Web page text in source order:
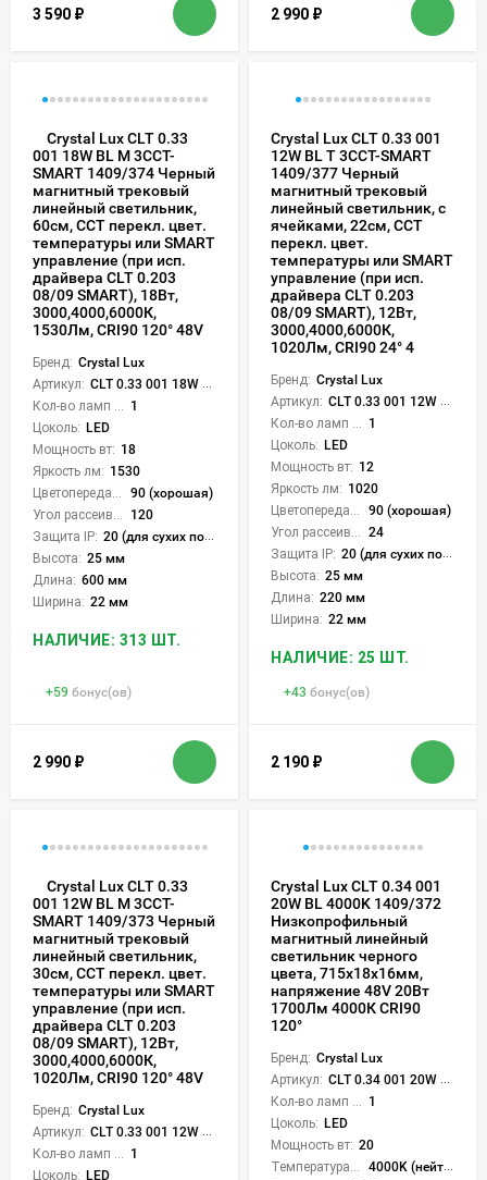
3 590 ₽ 2 990 ₽
Crystal Lux CLT 0.33
001 18W BL M 3CCT-
SMART 1409/374 Черный
магнитный трековый
линейный светильник,
60см, CCT перекл. цвет.
температуры или SMART
управление (при исп.
драйвера CLT 0.203
08/09 SMART), 18Вт,
3000,4000,6000К,
1530Лм, CRI90 120° 48V
Бренд: Crystal Lux
Артикул: CLT 0.33 001 18W BL M 3CCT-SMART
Кол-во ламп или LED: 1
Цоколь: LED
Мощность вт: 18
Яркость лм: 1530
Цветопередача (CRI):
90 (хорошая)
Угол рассеивания света °:
120
Защита IP: 20 (для сухих пом.)
Высота: 25 мм
Длина: 600 мм
Ширина: 22 мм
НАЛИЧИЕ: 313 ШТ.
+59 бонус(ов)
2 990 ₽
Crystal Lux CLT 0.33 001
12W BL T 3CCT-SMART
1409/377 Черный
магнитный трековый
линейный светильник, с
ячейками, 22см, CCT
перекл. цвет.
температуры или SMART
управление (при исп.
драйвера CLT 0.203
08/09 SMART), 12Вт,
3000,4000,6000К,
1020Лм, CRI90 24° 4
Бренд: Crystal Lux
Артикул: CLT 0.33 001 12W BL T 3CCT-SMART
Кол-во ламп или LED: 1
Цоколь: LED
Мощность вт: 12
Яркость лм: 1020
Цветопередача (CRI):
90 (хорошая)
Угол рассеивания света °: 24
Защита IP: 20 (для сухих пом.)
Высота: 25 мм
Длина: 220 мм
Ширина: 22 мм
НАЛИЧИЕ: 25 ШТ.
+43 бонус(ов)
2 190 ₽
Crystal Lux CLT 0.33
001 12W BL M 3CCT-
SMART 1409/373 Черный
магнитный трековый
линейный светильник,
30см, CCT перекл. цвет.
температуры или SMART
управление (при исп.
драйвера CLT 0.203
08/09 SMART), 12Вт,
3000,4000,6000К,
1020Лм, CRI90 120° 48V
Бренд: Crystal Lux
Артикул: CLT 0.33 001 12W BL M 3CCT-SMART
Кол-во ламп или LED: 1
Цоколь: LED
Crystal Lux CLT 0.34 001
20W BL 4000K 1409/372
Низкопрофильный
магнитный линейный
светильник черного
цвета, 715x18x16мм,
напряжение 48V 20Вт
1700Лм 4000К CRI90
120°
Бренд: Crystal Lux
Артикул: CLT 0.34 001 20W BL 4000K
Кол-во ламп или LED: 1
Цоколь: LED
Мощность вт: 20
Температура света:
4000K (нейтральный)